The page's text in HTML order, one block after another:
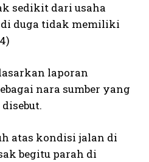
sedikit dari usaha
duga tidak memiliki
laporan
nara sumber yang
atas kondisi jalan di
begitu parah di